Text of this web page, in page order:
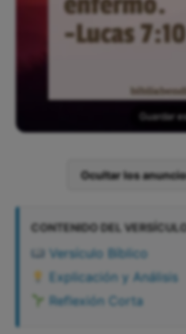
Guardar
Ocultar los
CONTENIDO DEL
Versículo Bíblico
Explicación y Análisis
Reflexión Corta